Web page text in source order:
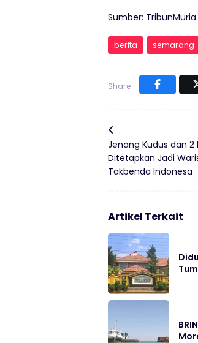
Sumber:
berita semarang
Share:
Jenang Kudus dan 2
Ditetapkan Jadi
Takbenda Indonesa
Artikel Terkait